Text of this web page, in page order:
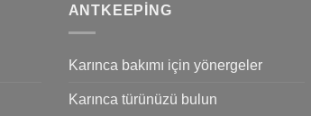
ANTKEEPING
Karınca bakımı için yönergeler
Karınca türünüzü bulun